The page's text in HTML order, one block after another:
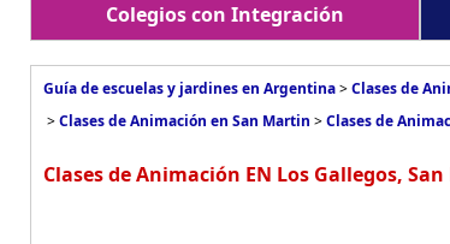
Colegios con Integración
Guía de escuelas y jardines en Argentina>Clases de
>Clases de Animación en San Martin >Clases de
Clases de Animación EN Los Gallegos,